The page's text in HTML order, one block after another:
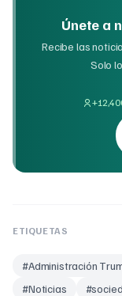
Únete a
Recibe las
Solo
ETIQUETAS
#Administración
#Noticias #